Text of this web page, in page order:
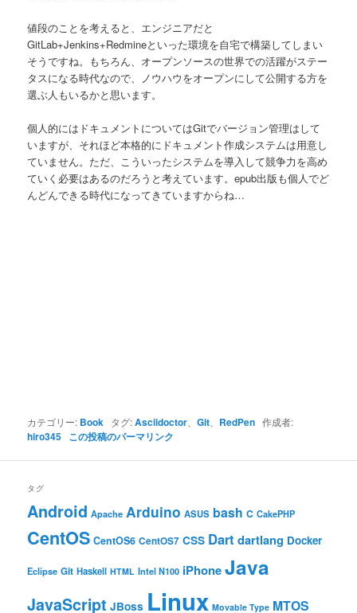
値段のことを考えると、エンジニアだと
GitLab+Jenkins+Redmineといった環境を自宅で構築してしまい
そうですね。もちろん、オープンソースの世界での活躍がステー
タスになる時代なので、ノウハウをオープンにして公開する方を
選ぶ人もいるかと思います。
個人的にはドキュメントについてはGitでバージョン管理はして
いますが、それほど本格的にドキュメント作成システムは用意し
ていません。ただ、こういったシステムを導入して競争力を高め
ていく必要はあるのだろうと考えています。epub出版も個人でど
んどんできる時代になってきていますからね…
カテゴリー: Book タグ:Asciidoctor 、Git RedPen 作成者:
hiro345 この投稿のパーマリンク
タグ
Android Apache Arduino ASUS bash C CakePHP
CentOS CentOS6 CentOS7 CSS Dart dartlang Docker
Eclipse Git Haskell HTML Intel N100 iPhoneJava
JavaScript JBoss Linux Movable Type MTOS